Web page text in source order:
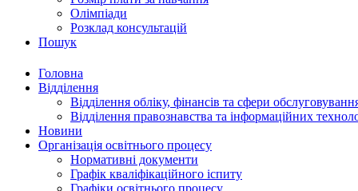
Олімпіади
Розклад консультацій
Пошук
Головна
Відділення
Відділення обліку, фінансів та сфери
Відділення правознавства та інформаційних
Новини
Організація освітнього процесу
Нормативні документи
Графік кваліфікаційного іспиту